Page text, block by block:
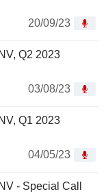
20/09/23
Q2 2023
03/08/23
Q1 2023
04/05/23
- Special Call